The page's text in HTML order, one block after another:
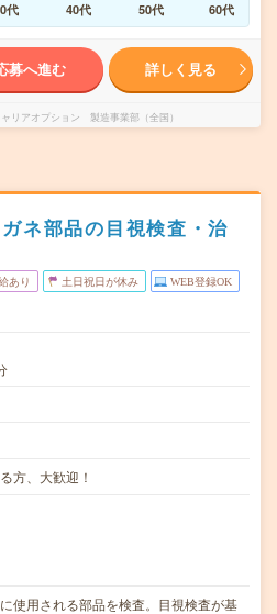
代 40代 50代 60代
募へ進む 詳しく見る
リアオプション 製造事業部（全国）
ネ部品の目視検査・治
あり 土日祝日が休み WEB登録OK
方、大歓迎！
使用される部品を検査。目視検査が基